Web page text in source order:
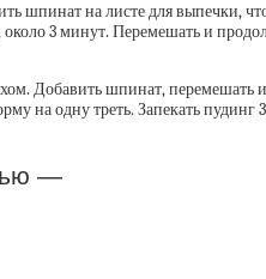
шпинат на листе для выпечки,
3 минут. Перемешать и
Добавить шпинат, перемешать
на одну треть. Запекать
—